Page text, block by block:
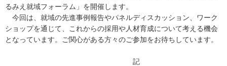
るみえ就域フォーラム」を開催します。
今回は、就域の先進事例報告やパネルディスカッション、ワーク
ショップを通じて、これからの採用や人材育成について考える機会
となっています。ご関心がある方々のご参加をお待ちしています。
記